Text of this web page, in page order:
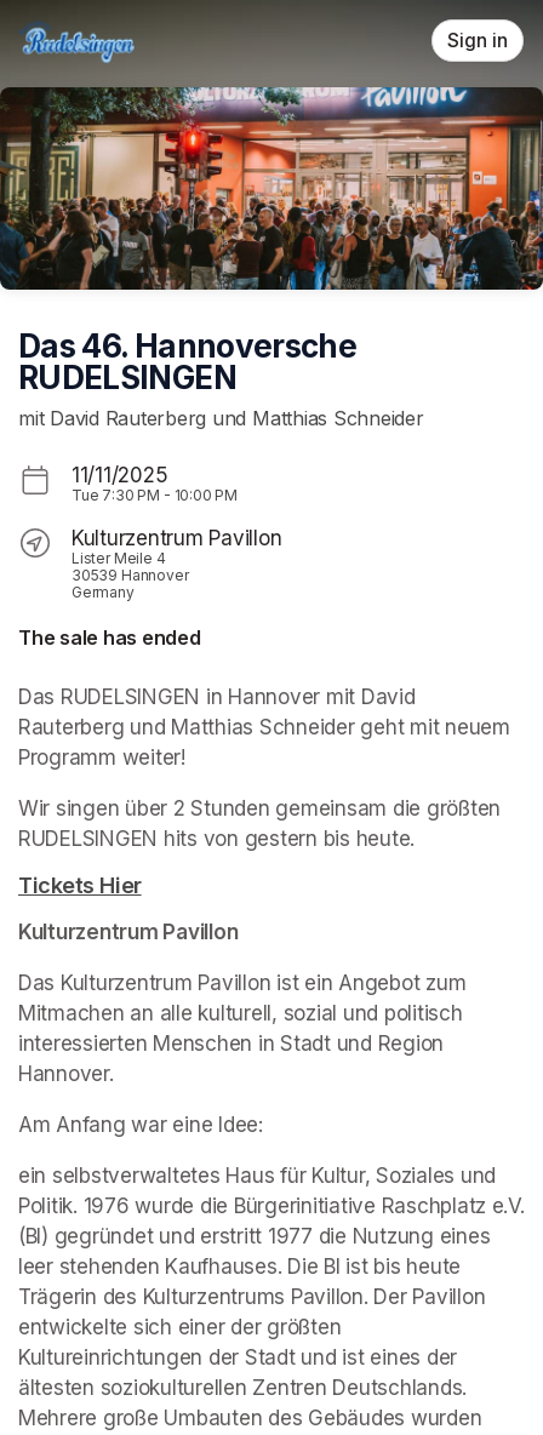
Skip header
Sign in
Das 46. Hannoversche
RUDELSINGEN
mit David Rauterberg und Matthias Schneider
11/11/2025
Tue 7:30 PM - 10:00 PM
Kulturzentrum Pavillon
Lister Meile 4
30539 Hannover
Germany
The sale has ended
Das RUDELSINGEN in Hannover mit David
Rauterberg und Matthias Schneider geht mit neuem
Programm weiter!
Wir singen über 2 Stunden gemeinsam die größten
RUDELSINGEN hits von gestern bis heute.
Tickets Hier(opens in a new tab)
Kulturzentrum Pavillon
Das Kulturzentrum Pavillon ist ein Angebot zum
Mitmachen an alle kulturell, sozial und politisch
interessierten Menschen in Stadt und Region
Hannover.
Am Anfang war eine Idee:
ein selbstverwaltetes Haus für Kultur, Soziales und
Politik. 1976 wurde die Bürgerinitiative Raschplatz e.V.
(BI) gegründet und erstritt 1977 die Nutzung eines
leer stehenden Kaufhauses. Die BI ist bis heute
Trägerin des Kulturzentrums Pavillon. Der Pavillon
entwickelte sich einer der größten
Kultureinrichtungen der Stadt und ist eines der
ältesten soziokulturellen Zentren Deutschlands.
Mehrere große Umbauten des Gebäudes wurden